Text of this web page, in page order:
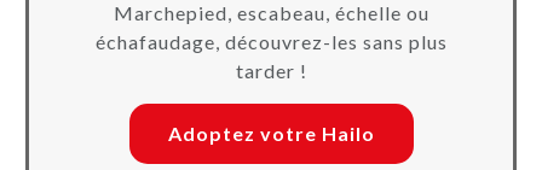
Marchepied, escabeau, échelle ou
échafaudage, découvrez-les sans plus
tarder !
Adoptez votre Hailo